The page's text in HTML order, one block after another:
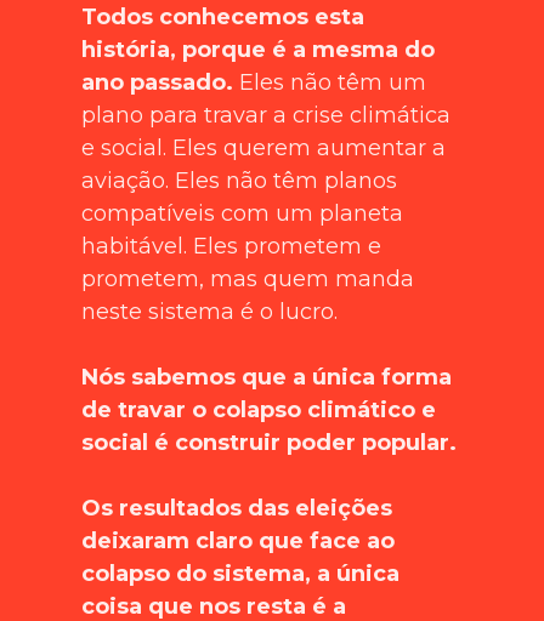
Todos conhecemos esta
história, porque é a mesma do
ano passado. Eles não têm um
plano para travar a crise climática
e social. Eles querem aumentar a
aviação. Eles não têm planos
compatíveis com um planeta
habitável. Eles prometem e
prometem, mas quem manda
neste sistema é o lucro.
Nós sabemos que a única forma
de travar o colapso climático e
social é construir poder popular.
Os resultados das eleições
deixaram claro que face ao
colapso do sistema, a única
coisa que nos resta é a